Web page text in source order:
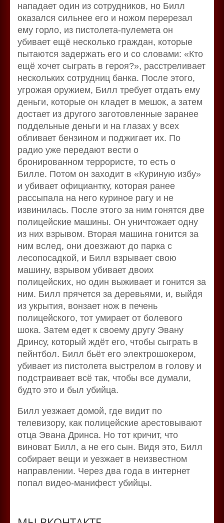
нападает один из сотрудников, но Билл
оказался сильнее его и ножом перерезал
ему горло, из пистолета-пулемета он
убивает ещё несколько граждан, которые
пытаются задержать его и со словами: «Кто
ещё хочет сыграть в героя?», расстреливает
нескольких сотрудниц банка. После этого,
угрожая оружием, Билл требует отдать ему
деньги, которые он кладет в мешок, а затем
достает из другого заготовленные заранее
поддельные деньги и на глазах у всех
обливает бензином и поджигает их. По
радио уже передают вести о
бронированном террористе, то есть о
Билле. Потом он заходит в «Куриную избу»
и убивает официантку, которая ранее
рассыпала на него куриное рагу и не
извинилась. После этого за ним гонятся две
полицейские машины. Он уничтожает одну
из них взрывом. Вторая машина гонится за
ним вслед, они доезжают до парка с
лесопосадкой, и Билл взрывает свою
машину, взрывом убивает двоих
полицейских, но один выживает и гонится за
ним. Билл прячется за деревьями, и, выйдя
из укрытия, вонзает нож в печень
полицейского, тот умирает от болевого
шока. Затем едет к своему другу Эвану
Дринсу, который ждёт его, чтобы сыграть в
пейнтбол. Билл бьёт его электрошокером,
убивает из пистолета выстрелом в голову и
подстраивает всё так, чтобы все думали,
будто это и был убийца.
Билл уезжает домой, где видит по
телевизору, как полицейские арестовывают
отца Эвана Дринса. Но тот кричит, что
виноват Билл, а не его сын. Видя это, Билл
собирает вещи и уезжает в неизвестном
направлении. Через два года в интернет
попал видео-манифест убийцы.